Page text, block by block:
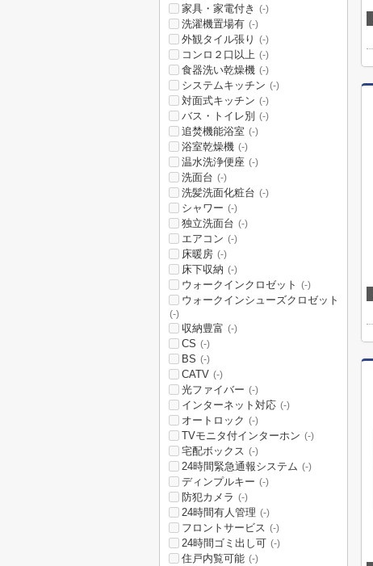
家具・家電付き (-)
洗濯機置場有 (-)
外観タイル張り (-)
コンロ２口以上 (-)
食器洗い乾燥機 (-)
システムキッチン (-)
対面式キッチン (-)
バス・トイレ別 (-)
追焚機能浴室 (-)
浴室乾燥機 (-)
温水洗浄便座 (-)
洗面台 (-)
洗髪洗面化粧台 (-)
シャワー (-)
独立洗面台 (-)
エアコン (-)
床暖房 (-)
床下収納 (-)
ウォークインクロゼット (-)
ウォークインシューズクロゼット
(-)
収納豊富 (-)
CS (-)
BS (-)
CATV (-)
光ファイバー (-)
インターネット対応 (-)
オートロック (-)
TVモニタ付インターホン (-)
宅配ボックス (-)
24時間緊急通報システム (-)
ディンプルキー (-)
防犯カメラ (-)
24時間有人管理 (-)
フロントサービス (-)
24時間ゴミ出し可 (-)
住戸内覧可能 (-)